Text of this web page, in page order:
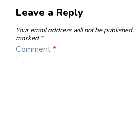
Leave a Reply
Your email address will not be published.
marked *
Comment *